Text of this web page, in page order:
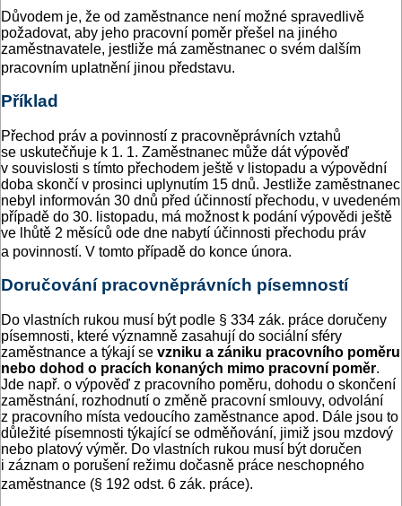
Důvodem je, že od zaměstnance není možné spravedlivě
požadovat, aby jeho pracovní poměr přešel na jiného
zaměstnavatele, jestliže má zaměstnanec o svém dalším
pracovním uplatnění jinou představu.
Příklad
Přechod práv a povinností z pracovněprávních vztahů
se uskutečňuje k 1. 1. Zaměstnanec může dát výpověď
v souvislosti s tímto přechodem ještě v listopadu a výpovědní
doba skončí v prosinci uplynutím 15 dnů. Jestliže zaměstnanec
nebyl informován 30 dnů před účinností přechodu, v uvedeném
případě do 30. listopadu, má možnost k podání výpovědi ještě
ve lhůtě 2 měsíců ode dne nabytí účinnosti přechodu práv
a povinností. V tomto případě do konce února.
Doručování pracovněprávních písemností
Do vlastních rukou musí být podle § 334 zák. práce doručeny
písemnosti, které významně zasahují do sociální sféry
zaměstnance a týkají se vzniku a zániku pracovního poměru
nebo dohod o pracích konaných mimo pracovní poměr.
Jde např. o výpověď z pracovního poměru, dohodu o skončení
zaměstnání, rozhodnutí o změně pracovní smlouvy, odvolání
z pracovního místa vedoucího zaměstnance apod. Dále jsou to
důležité písemnosti týkající se odměňování, jimiž jsou mzdový
nebo platový výměr. Do vlastních rukou musí být doručen
i záznam o porušení režimu dočasně práce neschopného
zaměstnance (§ 192 odst. 6 zák. práce).